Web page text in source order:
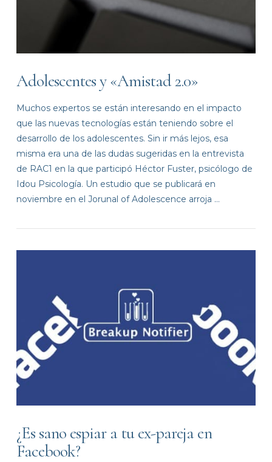
Adolescentes y «Amistad 2.0»
Muchos expertos se están interesando en el impacto
que las nuevas tecnologías están teniendo sobre el
desarrollo de los adolescentes. Sin ir más lejos, esa
misma era una de las dudas sugeridas en la entrevista
de RAC1 en la que participó Héctor Fuster, psicólogo de
Idou Psicología. Un estudio que se publicará en
noviembre en el Jorunal of Adolescence arroja …
¿Es sano espiar a tu ex-pareja en
Facebook?